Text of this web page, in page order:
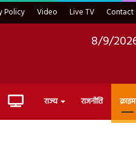
Policy Video Live TV Contact
8/9/
Live राज्य राजनीति क्राइम